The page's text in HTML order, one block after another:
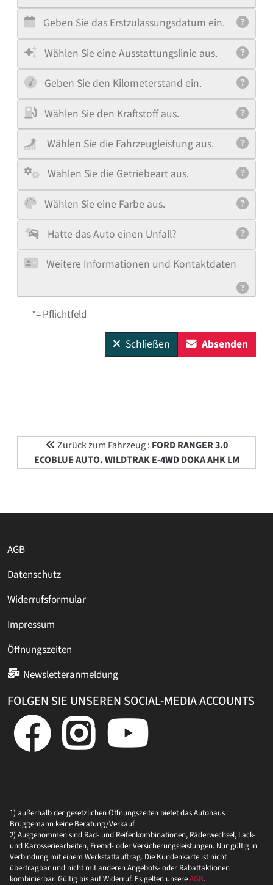
Geben Sie das Erstzulassungsdatum ein.
Wählen Sie eine Ausstattungslinie aus.
Geben Sie den Kilometerstand ein.
Wählen Sie den Kraftstoff aus.
Wählen Sie die Fahrzeugleistung aus.
Wählen Sie die Getriebeart aus.
Wählen Sie eine Farbe aus.
Hatte das Auto einen Unfall?
Weitere Informationen und Kontaktdaten
*= Pflichtfeld
Schließen Absenden
Zurück zum Fahrzeug : FORD RANGER 3.0
ECOBLUE AUTO. WILDTRAK E-4WD DOKA AHK LM
AGB
Datenschutz
Widerrufsformular
Impressum
Öffnungszeiten
Newsletteranmeldung
FOLGEN SIE UNSEREN SOCIAL-MEDIA ACCOUNTS
1) außerhalb der gesetzlichen Öffnungszeiten bietet das Autohaus
Brüggemann keine Beratung/Verkauf.
2) Ausgenommen sind Rad- und Reifenkombinationen, Räderwechsel, Lack-
und Karosseriearbeiten, Fremd- oder Versicherungsleistungen. Nur gültig in
Verbindung mit einem Werkstattauftrag. Die Kundenkarte ist nicht
übertragbar und nicht mit anderen Angebots- oder Rabattaktionen
kombinierbar. Gültig bis auf Widerruf. Es gelten unsereAGB.